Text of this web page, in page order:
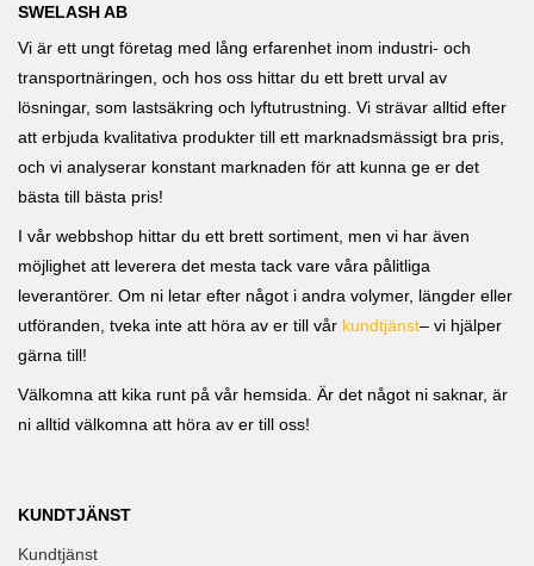
SWELASH AB
Vi är ett ungt företag med lång erfarenhet inom industri- och
transportnäringen, och hos oss hittar du ett brett urval av
lösningar, som lastsäkring och lyftutrustning. Vi strävar alltid efter
att erbjuda kvalitativa produkter till ett marknadsmässigt bra pris,
och vi analyserar konstant marknaden för att kunna ge er det
bästa till bästa pris!
I vår webbshop hittar du ett brett sortiment, men vi har även
möjlighet att leverera det mesta tack vare våra pålitliga
leverantörer. Om ni letar efter något i andra volymer, längder eller
utföranden, tveka inte att höra av er till vår kundtjänst– vi hjälper
gärna till!
Välkomna att kika runt på vår hemsida. Är det något ni saknar, är
ni alltid välkomna att höra av er till oss!
KUNDTJÄNST
Kundtjänst